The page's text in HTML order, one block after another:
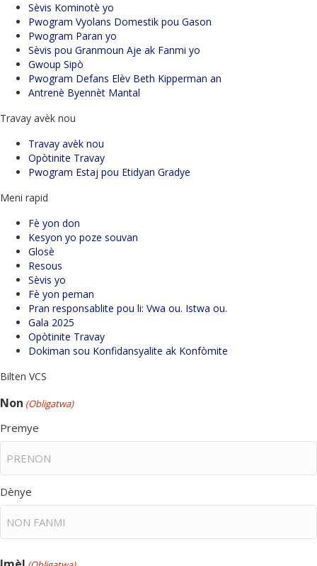
Sèvis Kominotè yo
Pwogram Vyolans Domestik pou Gason
Pwogram Paran yo
Sèvis pou Granmoun Aje ak Fanmi yo
Gwoup Sipò
Pwogram Defans Elèv Beth Kipperman an
Antrenè Byennèt Mantal
Travay avèk nou
Travay avèk nou
Opòtinite Travay
Pwogram Estaj pou Etidyan Gradye
Meni rapid
Fè yon don
Kesyon yo poze souvan
Glosè
Resous
Sèvis yo
Fè yon peman
Pran responsablite pou li: Vwa ou. Istwa ou.
Gala 2025
Opòtinite Travay
Dokiman sou Konfidansyalite ak Konfòmite
Bilten VCS
Non (Obligatwa)
Premye
Dènye